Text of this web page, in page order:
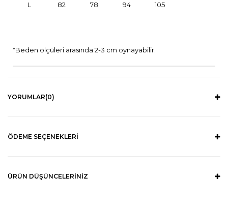
L 82 78 94 105
*Beden ölçüleri arasında 2-3 cm oynayabilir.
YORUMLAR(0)
ÖDEME SEÇENEKLERI
ÜRÜN DÜŞÜNCELERINIZ